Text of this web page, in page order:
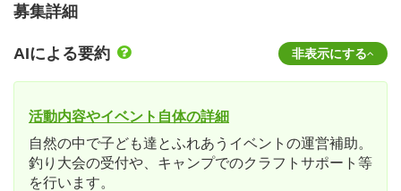
募集詳細
AIによる要約 非表示にする
活動内容やイベント自体の詳細
自然の中で子ども達とふれあうイベントの運営補助。
釣り大会の受付や、キャンプでのクラフトサポート等
を行います。